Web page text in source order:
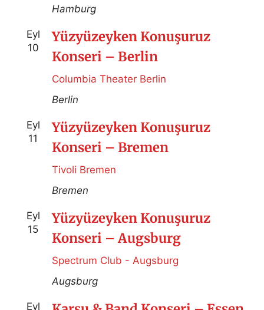
Hamburg
Eyl
10
Yüzyüzeyken Konuşuruz
Konseri – Berlin
Columbia Theater Berlin
Berlin
Eyl
11
Yüzyüzeyken Konuşuruz
Konseri – Bremen
Tivoli Bremen
Bremen
Eyl
15
Yüzyüzeyken Konuşuruz
Konseri – Augsburg
Spectrum Club - Augsburg
Augsburg
Eyl